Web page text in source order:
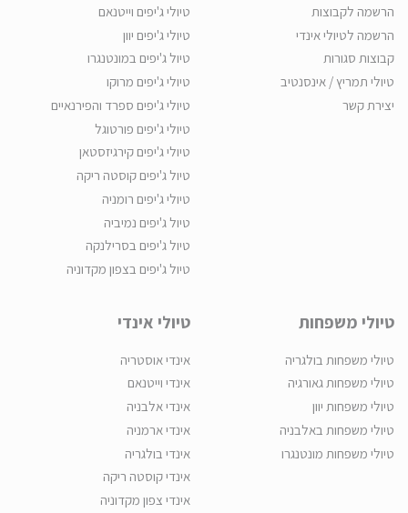
הרשמה לקבוצות
הרשמה לטיולי אינדי
קבוצות סגורות
טיולי תמריץ / אינסנטיב
יצירת קשר
טיולי ג'יפים וייטנאם
טיולי ג'יפים יוון
טיול ג'יפים במונטנגרו
טיולי ג'יפים מרוקו
טיולי ג'יפים ספרד והפירנאיים
טיולי ג'יפים פורטוגל
טיולי ג'יפים קירגיזסטאן
טיול ג'יפים קוסטה ריקה
טיולי ג'יפים רומניה
טיול ג'יפים נמיביה
טיול ג'יפים בסרילנקה
טיול ג'יפים בצפון מקדוניה
טיולי משפחות
טיולי משפחות בולגריה
טיולי משפחות גאורגיה
טיולי משפחות יוון
טיולי משפחות באלבניה
טיולי משפחות מונטנגרו
טיולי אינדי
אינדי אוסטריה
אינדי וייטנאם
אינדי אלבניה
אינדי ארמניה
אינדי בולגריה
אינדי קוסטה ריקה
אינדי צפון מקדוניה